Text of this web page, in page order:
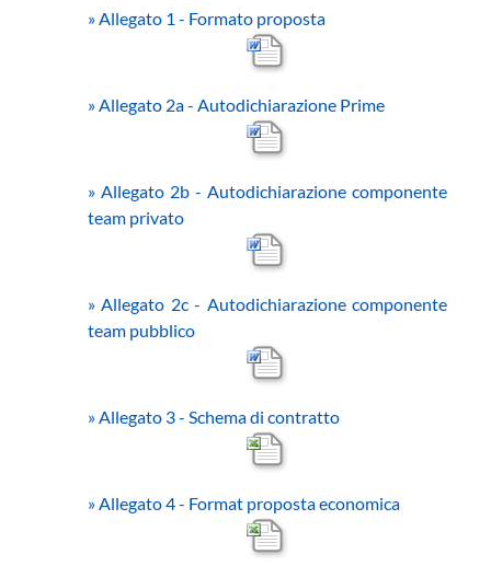
»Allegato 1 - Formato proposta
»Allegato 2a - Autodichiarazione Prime
» Allegato 2b - Autodichiarazione componente
team privato
» Allegato 2c - Autodichiarazione componente
team pubblico
»Allegato 3 - Schema di contratto
»Allegato 4 - Format proposta economica